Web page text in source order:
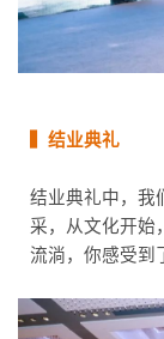
▍结业典礼
结业典礼中，我
采，从文化开始
流淌，你感受到